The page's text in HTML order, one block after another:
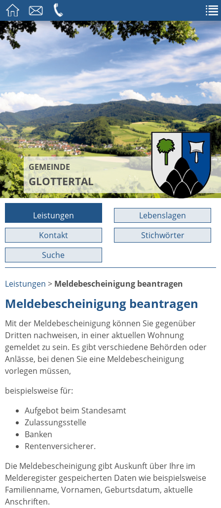
GEMEINDE
GLOTTERTAL
Leistungen
Lebenslagen
Kontakt
Stichwörter
Suche
Leistungen > Meldebescheinigung beantragen
Meldebescheinigung beantragen
Mit der Meldebescheinigung können Sie gegenüber
Dritten nachweisen, in einer aktuellen Wohnung
gemeldet zu sein. Es gibt verschiedene Behörden oder
Anlässe, bei denen Sie eine Meldebescheinigung
vorlegen müssen,
beispielsweise für:
Aufgebot beim Standesamt
Zulassungsstelle
Banken
Rentenversicherer.
Die Meldebescheinigung gibt Auskunft über Ihre im
Melderegister gespeicherten Daten wie beispielsweise
Familienname, Vornamen, Geburtsdatum, aktuelle
Anschriften.